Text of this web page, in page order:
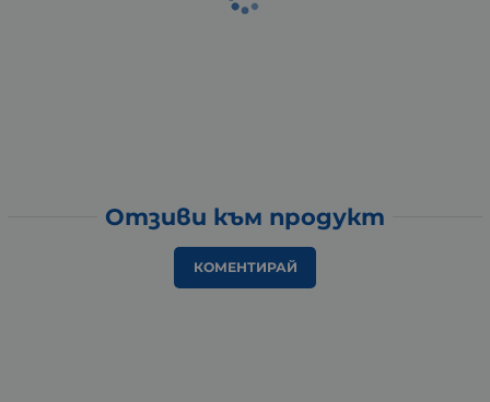
Отзиви към продукт
КОМЕНТИРАЙ